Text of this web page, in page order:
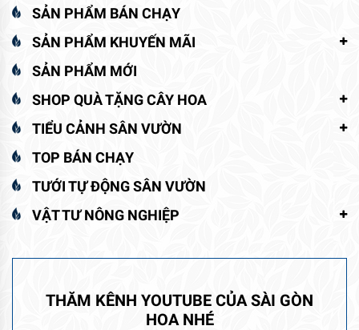
SẢN PHẨM BÁN CHẠY
SẢN PHẨM KHUYẾN MÃI
SẢN PHẨM MỚI
SHOP QUÀ TẶNG CÂY HOA
TIỂU CẢNH SÂN VƯỜN
TOP BÁN CHẠY
TƯỚI TỰ ĐỘNG SÂN VƯỜN
VẬT TƯ NÔNG NGHIỆP
THĂM KÊNH YOUTUBE CỦA SÀI GÒN
HOA NHÉ